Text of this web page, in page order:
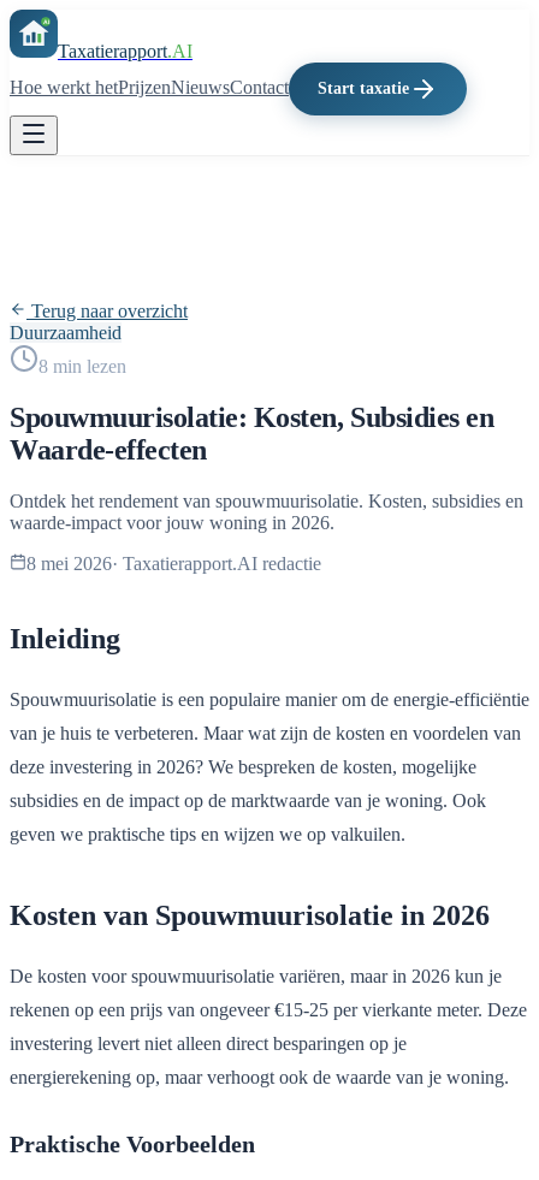
Taxatierapport.AI
Hoe werkt hetPrijzenNieuwsContact Start taxatie
Terug naar overzicht
Duurzaamheid
8 min lezen
Spouwmuurisolatie: Kosten, Subsidies en
Waarde-effecten
Ontdek het rendement van spouwmuurisolatie. Kosten, subsidies en
waarde-impact voor jouw woning in 2026.
8 mei 2026· Taxatierapport.AI redactie
Inleiding
Spouwmuurisolatie is een populaire manier om de energie-efficiëntie
van je huis te verbeteren. Maar wat zijn de kosten en voordelen van
deze investering in 2026? We bespreken de kosten, mogelijke
subsidies en de impact op de marktwaarde van je woning. Ook
geven we praktische tips en wijzen we op valkuilen.
Kosten van Spouwmuurisolatie in 2026
De kosten voor spouwmuurisolatie variëren, maar in 2026 kun je
rekenen op een prijs van ongeveer €15-25 per vierkante meter. Deze
investering levert niet alleen direct besparingen op je
energierekening op, maar verhoogt ook de waarde van je woning.
Praktische Voorbeelden